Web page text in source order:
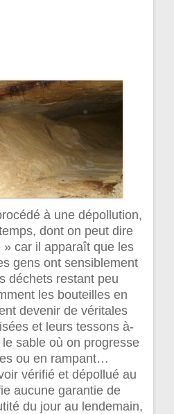
à une dépollution,
dont on peut dire
» car il apparaît que les
gens ont sensiblement
déchets restant peu
les bouteilles en
devenir de véritales
et leurs tessons à-
sable où on progresse
ou en rampant…
vérifié et dépollué au
aucune garantie de
du jour au lendemain,